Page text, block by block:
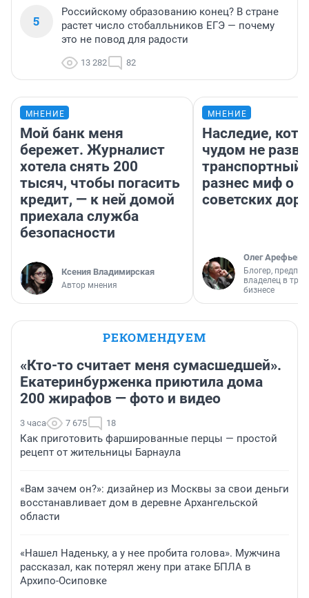
5
Российскому образованию конец? В стране
растет число стобалльников ЕГЭ — почему
это не повод для радости
13 282 82
МНЕНИЕ
Мой банк меня
бережет. Журналист
хотела снять 200
тысяч, чтобы погасить
кредит, — к ней домой
приехала служба
безопасности
Ксения Владимирская
Автор мнения
МНЕНИЕ
Наследие,
чудом не
транспортный
разнес миф о
советских
Олег Арефьев
Блогер,
владелец в
бизнесе
РЕКОМЕНДУЕМ
«Кто-то считает меня сумасшедшей».
Екатеринбурженка приютила дома
200 жирафов — фото и видео
3 часа 7 675 18
Как приготовить фаршированные перцы — простой
рецепт от жительницы Барнаула
«Вам зачем он?»: дизайнер из Москвы за свои деньги
восстанавливает дом в деревне Архангельской
области
«Нашел Наденьку, а у нее пробита голова». Мужчина
рассказал, как потерял жену при атаке БПЛА в
Архипо-Осиповке